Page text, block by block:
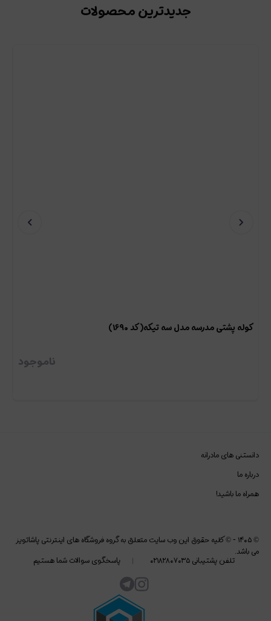
جدیدترین محصولات
کوله پشتی مدرسه مدل سه تیکه(کد ۱۶۹۰)
ناموجود
دانستنی های مادرانه
درباره ما
همراه ما باشید!
©۱۴۰۵ -© کلیه حقوق این وب سایت متعلق به گروه فروشگاه های اینترنتی پاشاتویز
می باشد.
تلفن پشتیبانی ۰۲۱۸۲۸۰۷۰۳۵ پاسخگوی سوالات شما هستیم